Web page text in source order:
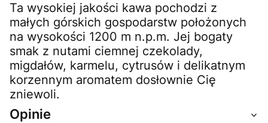
Ta wysokiej jakości kawa pochodzi z
małych górskich gospodarstw położonych
na wysokości 1200 m n.p.m. Jej bogaty
smak z nutami ciemnej czekolady,
migdałów, karmelu, cytrusów i delikatnym
korzennym aromatem dosłownie Cię
zniewoli.
Opinie